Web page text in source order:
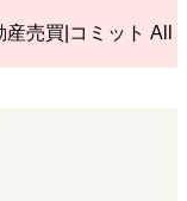
売買|コミット All